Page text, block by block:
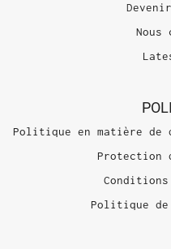
Nous
Politique en matière de
Protection
Politique